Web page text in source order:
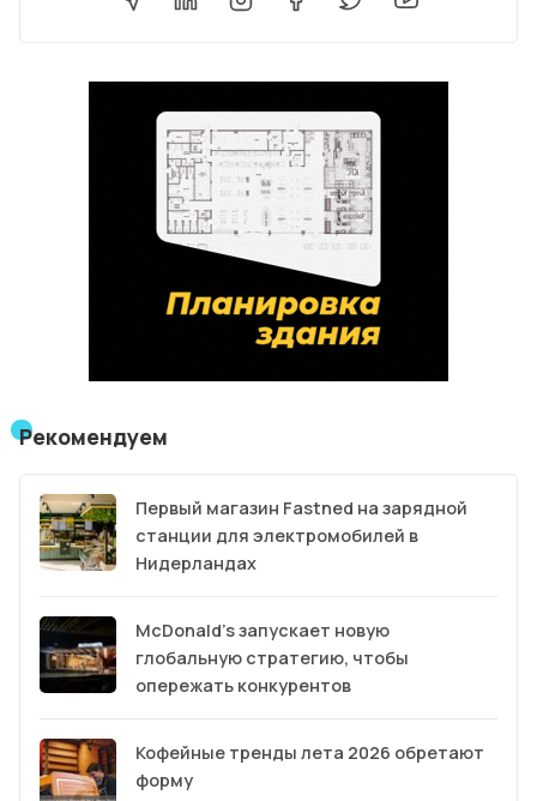
Рекомендуем
Первый магазин Fastned на зарядной
станции для электромобилей в
Нидерландах
McDonald’s запускает новую
глобальную стратегию, чтобы
опережать конкурентов
Кофейные тренды лета 2026 обретают
форму